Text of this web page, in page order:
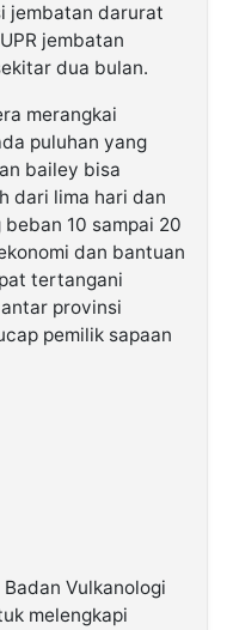
jembatan darurat
jembatan
dua bulan.
merangkai
puluhan yang
bailey bisa
dari lima hari dan
10 sampai 20
dan bantuan
tertangani
provinsi
pemilik sapaan
Vulkanologi
melengkapi